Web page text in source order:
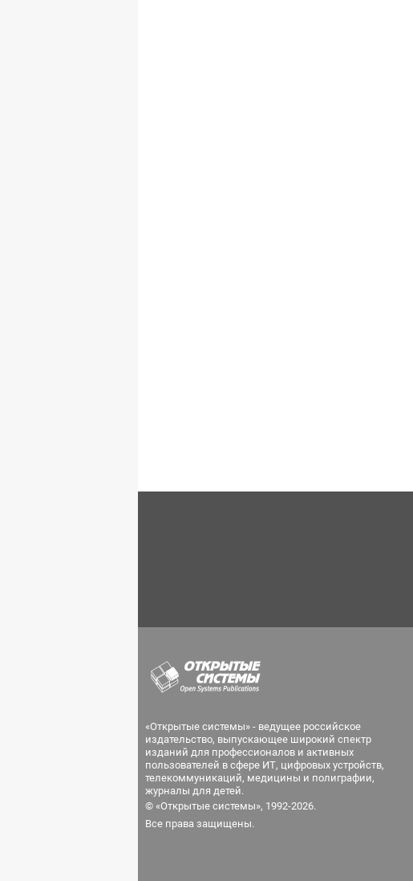
«Открытые системы» - ведущее российское
издательство, выпускающее широкий спектр
изданий для профессионалов и активных
пользователей в сфере ИТ, цифровых устройств,
телекоммуникаций, медицины и полиграфии,
журналы для детей.
© «Открытые системы», 1992-2026.
Все права защищены.